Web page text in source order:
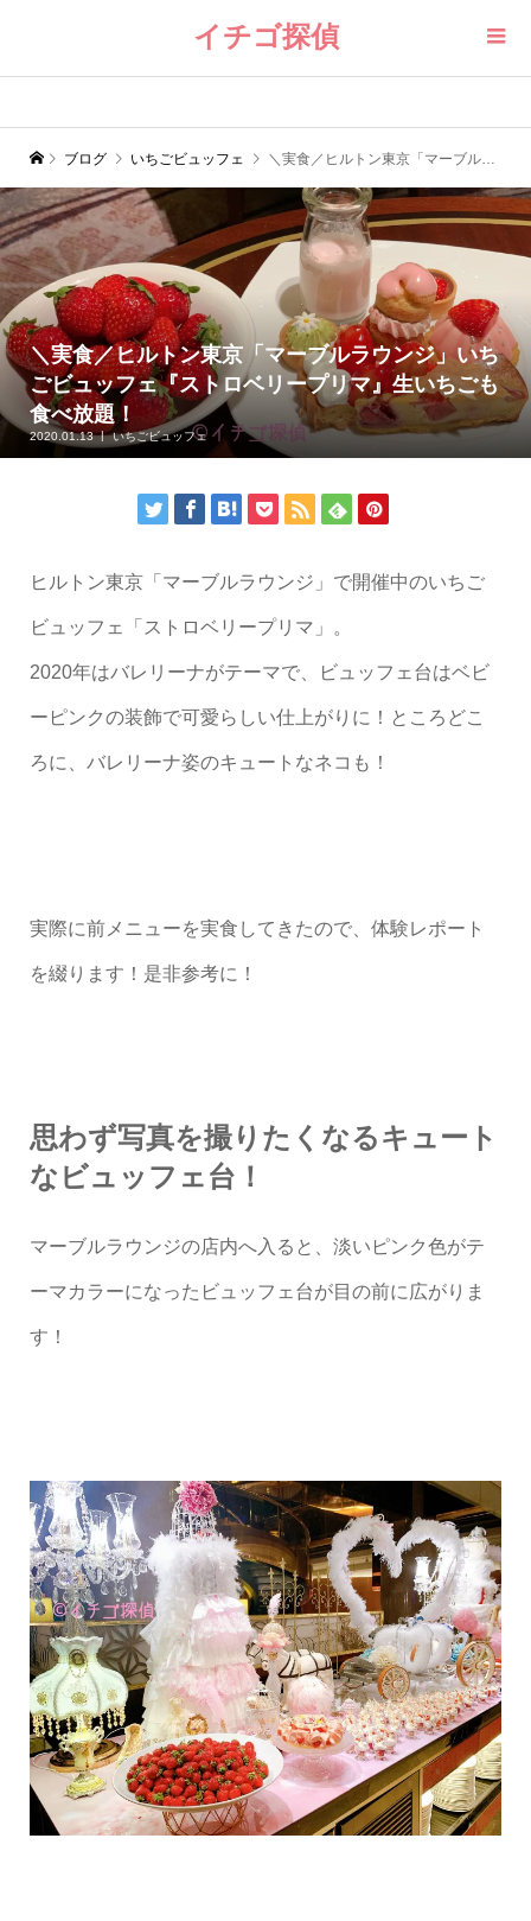
イチゴ探偵
ブログ いちごビュッフェ ＼実食／ヒルトン東京「マーブルラウンジ」いちごビュッフェ『ストロベリープリマ』生いちごも食べ放題！
＼実食／ヒルトン東京「マーブルラウンジ」いち
ごビュッフェ『ストロベリープリマ』生いちごも
食べ放題！
2020.01.13 いちごビュッフェ
ヒルトン東京「マーブルラウンジ」で開催中のいちご
ビュッフェ「ストロベリープリマ」。
2020年はバレリーナがテーマで、ビュッフェ台はベビ
ーピンクの装飾で可愛らしい仕上がりに！ところどこ
ろに、バレリーナ姿のキュートなネコも！
実際に前メニューを実食してきたので、体験レポート
を綴ります！是非参考に！
思わず写真を撮りたくなるキュート
なビュッフェ台！
マーブルラウンジの店内へ入ると、淡いピンク色がテ
ーマカラーになったビュッフェ台が目の前に広がりま
す！